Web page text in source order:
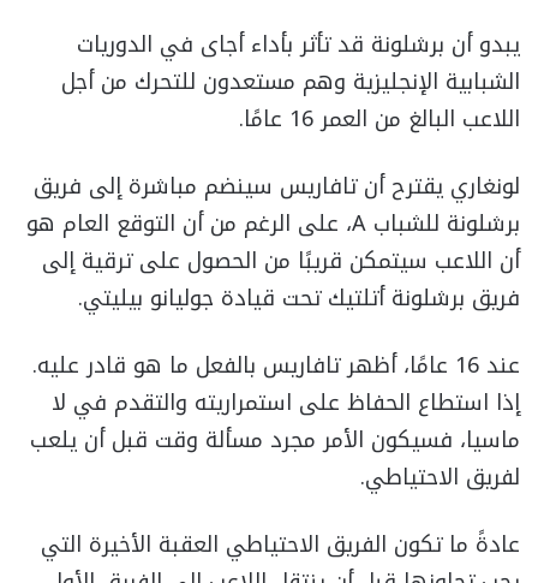
يبدو أن برشلونة قد تأثر بأداء أجاى في الدوريات
الشبابية الإنجليزية وهم مستعدون للتحرك من أجل
اللاعب البالغ من العمر 16 عامًا.
لونغاري يقترح أن تافاريس سينضم مباشرة إلى فريق
برشلونة للشباب A، على الرغم من أن التوقع العام هو
أن اللاعب سيتمكن قريبًا من الحصول على ترقية إلى
فريق برشلونة أتلتيك تحت قيادة جوليانو بيليتي.
عند 16 عامًا، أظهر تافاريس بالفعل ما هو قادر عليه.
إذا استطاع الحفاظ على استمراريته والتقدم في لا
ماسيا، فسيكون الأمر مجرد مسألة وقت قبل أن يلعب
لفريق الاحتياطي.
عادةً ما تكون الفريق الاحتياطي العقبة الأخيرة التي